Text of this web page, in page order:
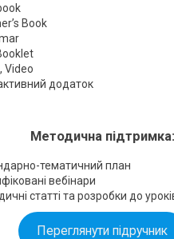
Book
Video
додаток
Методична підтримка:
тематичний план
вебінари
статті та розробки до
Переглянути підручник